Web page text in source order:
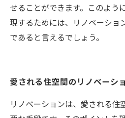
せることができます。このよう
現するためには、リノベーショ
であると言えるでしょう。
愛される住空間のリノベーシ
リノベーションは、愛される住